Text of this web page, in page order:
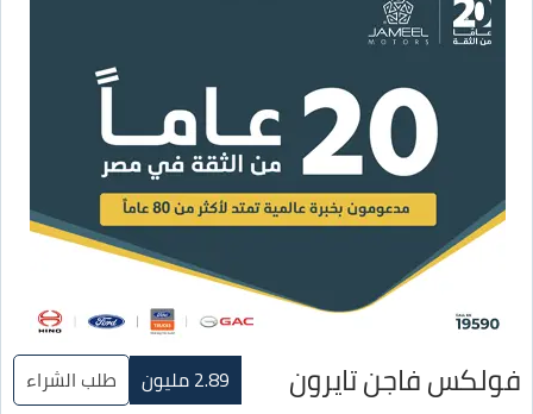
فولكس فاجن تايرون 2.89 مليون طلب الشراء